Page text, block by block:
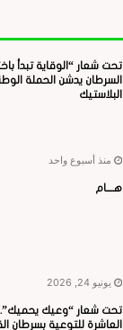
تحت شعار “الوقاية تبدأ
البلاستيك
منذ أسبوع واحد
هــــام
يونيو 24, 2026
تحت شعار “وعيك يحميك”..
العاشرة للتوعية بسرطان